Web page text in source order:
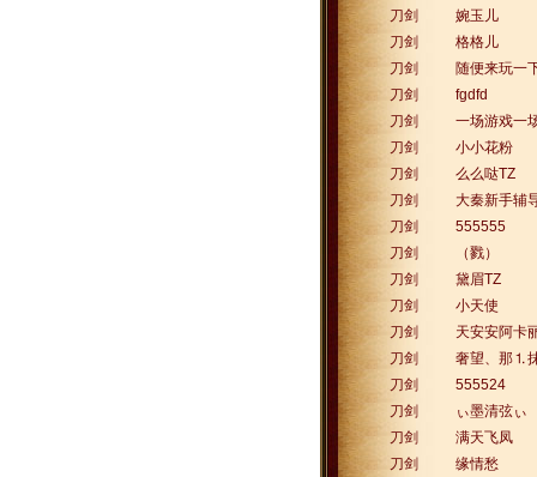
刀剑
婉玉儿
刀剑
格格儿
刀剑
随便来玩一
刀剑
fgdfd
刀剑
一场游戏一
刀剑
小小花粉
刀剑
么么哒TZ
刀剑
大秦新手辅
刀剑
555555
刀剑
（戮）
刀剑
黛眉TZ
刀剑
小天使
刀剑
天安安阿卡
刀剑
奢望、那⒈
刀剑
555524
刀剑
ぃ墨清弦ぃ
刀剑
满天飞凤
刀剑
缘情愁